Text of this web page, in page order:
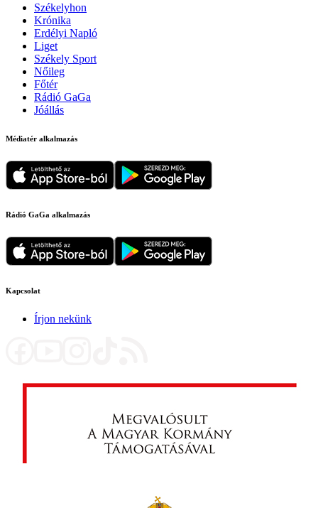
Székelyhon
Krónika
Erdélyi Napló
Liget
Székely Sport
Nőileg
Főtér
Rádió GaGa
Jóállás
Médiatér alkalmazás
Rádió GaGa alkalmazás
Kapcsolat
Írjon nekünk